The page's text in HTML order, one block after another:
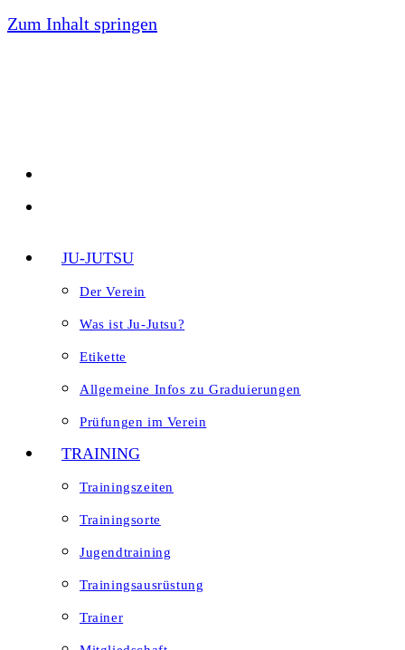
Zum Inhalt springen
JU-JUTSU
Der Verein
Was ist Ju-Jutsu?
Etikette
Allgemeine Infos zu Graduierungen
Prüfungen im Verein
TRAINING
Trainingszeiten
Trainingsorte
Jugendtraining
Trainingsausrüstung
Trainer